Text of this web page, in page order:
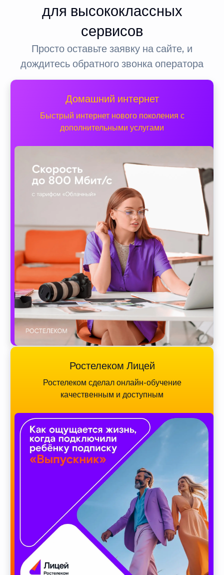
для высококлассных
сервисов
Просто оставьте заявку на сайте, и
дождитесь обратного звонка оператора
Домашний интернет
Быстрый интернет нового поколения с
дополнительными услугами
Ростелеком Лицей
Ростелеком сделал онлайн-обучение
качественным и доступным